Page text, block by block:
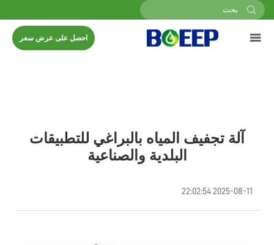
احصل على عرض سعر
آلة تجفيف المياه بالبراغي للتطبيقات
البلدية والصناعية
2025-08-11 22:02:54